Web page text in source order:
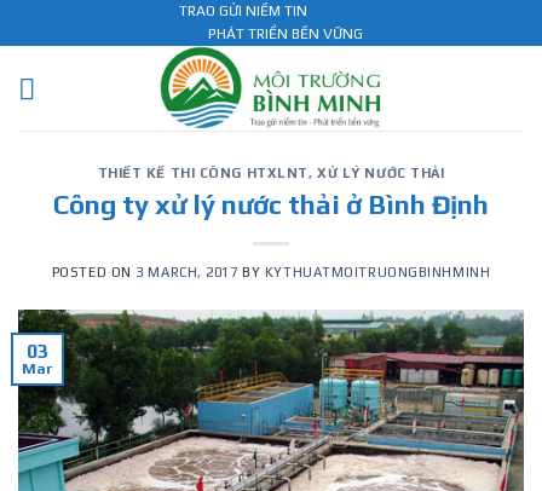
to
content
TRAO GỬI NIỀM TIN
PHÁT TRIỂN BỀN VỮNG
THIẾT KẾ THI CÔNG HTXLNT,XỬ LÝ NƯỚC THẢI
Công ty xử lý nước thải ở Bình Định
POSTED ON 3 MARCH, 2017 BY KYTHUATMOITRUONGBINHMINH
03
Mar